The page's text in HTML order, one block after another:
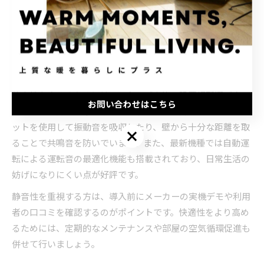
ペレットストーブは暖房能力だけでなく、静音性や快適性の
面でも北海道の住宅に適しています。現代のモデルはファン
やペレット供給装置の稼働音が抑えられており、生活空間で
のストレスを大幅に軽減できます。特に寝室やリビングに設
置した場合、静かな暖房環境が求められます。
静音性を高めるためには、ストーブ本体の設置場所選びや、
床・壁への防振対策が効果的です。設置実例では、厚手のマ
ットを使用して振動音を吸収したり、壁から十分な距離を取
ることで共鳴音を防いでいます。また、最新機種では自動運
転による運転音の最適化機能も搭載されており、日常生活の
妨げになりにくい点が好評です。
静音性を重視する方は、導入前にメーカーの実機デモや利用
者の口コミを確認するのがポイントです。快適性をより高め
るためには、定期的なメンテナンスや部屋の空気循環促進も
併せて行いましょう。
お問い合わせはこちら
お問い合わせはこちら